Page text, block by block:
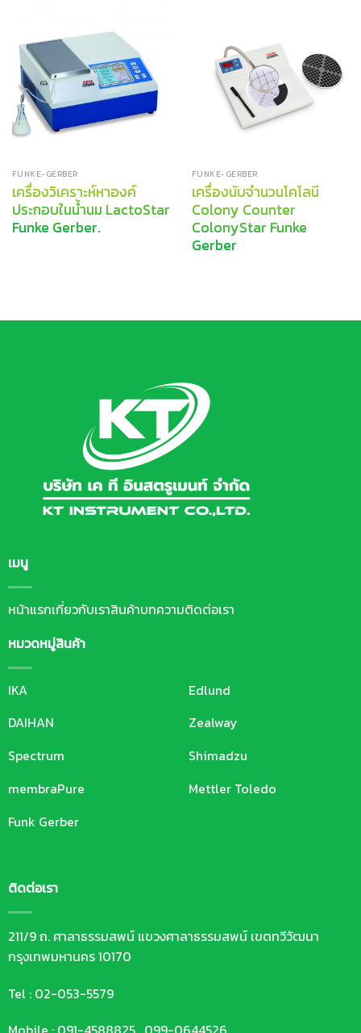
FUNKE-GERBER
เครื่องวิเคราะห์หาองค์
ประกอบในน้ำนม LactoStar
Funke Gerber.
FUNKE-GERBER
เครื่องนับจำนวนโคโลนี
Colony Counter
ColonyStar Funke
Gerber
เมนู
หน้าแรกเกี่ยวกับเราสินค้าบทความติดต่อเรา
หมวดหมู่สินค้า
IKA
DAIHAN
Spectrum
membraPure
Funk Gerber
Edlund
Zealway
Shimadzu
Mettler Toledo
ติดต่อเรา
211/9 ถ. ศาลาธรรมสพน์ แขวงศาลาธรรมสพน์ เขตทวีวัฒนา
กรุงเทพมหานคร 10170
Tel : 02-053-5579